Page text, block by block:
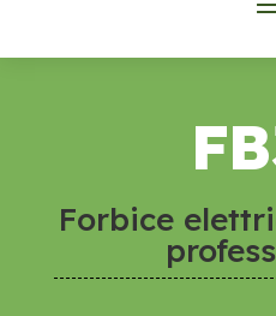
Forbice